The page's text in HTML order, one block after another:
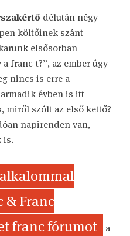
délután négy
költőinek szánt
elsősorban
franc-t?”, az ember úgy
nincs is erre a
évben is itt
miről szólt az első kettő?
napirenden van,
is.
& Franc
franc fórumot
a